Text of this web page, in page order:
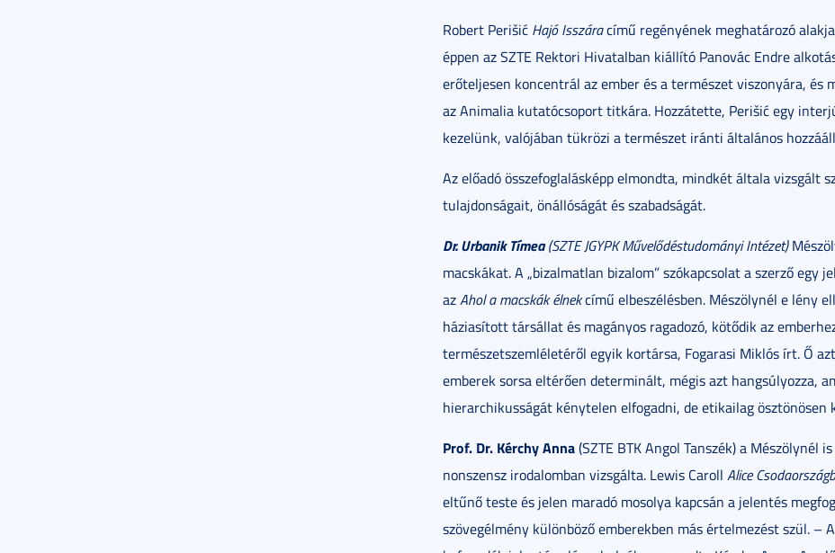
Robert Perišić Hajó Isszáracímű regényének meghatározó
éppen az SZTE Rektori Hivatalban kiállító Panovác Endre
erőteljesen koncentrál az ember és a természet viszonyára, és
az Animalia kutatócsoport titkára. Hozzátette, Perišić egy
kezelünk, valójában tükrözi a természet iránti általános
Az előadó összefoglalásképp elmondta, mindkét általa vizsgált
tulajdonságait, önállóságát és szabadságát.
Dr. Urbanik Tímea (SZTE JGYPK Művelődéstudományi Intézet)
macskákat. A „bizalmatlan bizalom” szókapcsolat a szerző egy
azAhol a macskák élnekcímű elbeszélésben. Mészölynél e lény
háziasított társállat és magányos ragadozó, kötődik az
természetszemléletéről egyik kortársa, Fogarasi Miklós írt. Ő
emberek sorsa eltérően determinált, mégis azt hangsúlyozza,
hierarchikusságát kénytelen elfogadni, de etikailag ösztönösen
Prof. Dr. Kérchy Anna(SZTE BTK Angol Tanszék) a Mészölynél
nonszensz irodalomban vizsgálta. Lewis Caroll Alice
eltűnő teste és jelen maradó mosolya kapcsán a jelentés
szövegélmény különböző emberekben más értelmezést szül. –